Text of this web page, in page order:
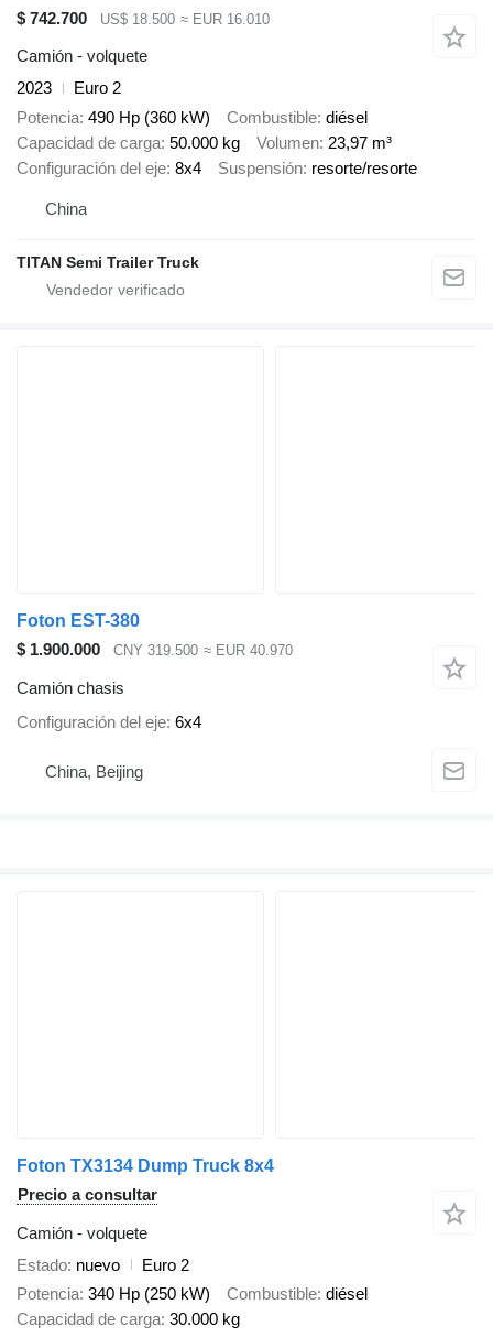
$ 742.700
US$ 18.500 ≈ EUR 16.010
Camión - volquete
2023
Euro 2
Potencia 490 Hp (360 kW) Combustible diésel
Capacidad de carga 50.000 kg Volumen 23,97 m³
Configuración del eje 8x4 Suspensión resorte/resorte
China
TITAN Semi Trailer Truck
Foton EST-380
$ 1.900.000
CNY 319.500 ≈ EUR 40.970
Camión chasis
Configuración del eje 6x4
China, Beijing
Foton TX3134 Dump Truck 8x4
Precio a consultar
Camión - volquete
Estado nuevo
Euro 2
Potencia 340 Hp (250 kW) Combustible diésel
Capacidad de carga 30.000 kg